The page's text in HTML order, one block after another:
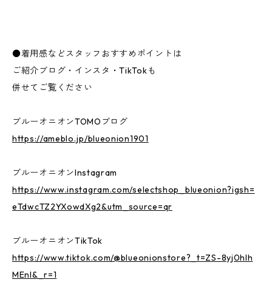
●着用感などスタッフおすすめポイントは
ご紹介ブログ・インスタ・TikTokも
併せてご覧ください
ブルーオニオンTOMOブログ
https://ameblo.jp/blueonion1901
ブルーオニオンInstagram
https://www.instagram.com/selectshop_blueonion?igsh=
eTdwcTZ2YXowdXg2&utm_source=qr
ブルーオニオンTikTok
https://www.tiktok.com/@blueonionstore?_t=ZS-8yj0hlh
MEnI&_r=1